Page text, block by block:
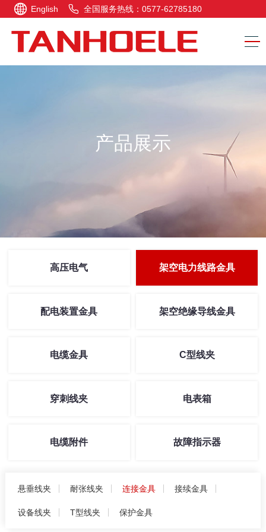
English 全国服务热线：0577-62785180
产品展示
高压电气 架空电力线路金具
配电装置金具 架空绝缘导线金具
电缆金具 C型线夹
穿刺线夹 电表箱
电缆附件 故障指示器
悬垂线夹 耐张线夹 连接金具 接续金具
设备线夹 T型线夹 保护金具